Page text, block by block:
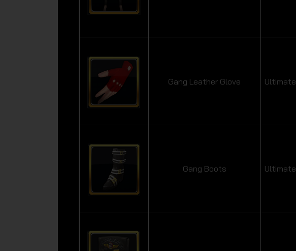
Gang Leather Glove Ultimate
Gang Boots Ultimate